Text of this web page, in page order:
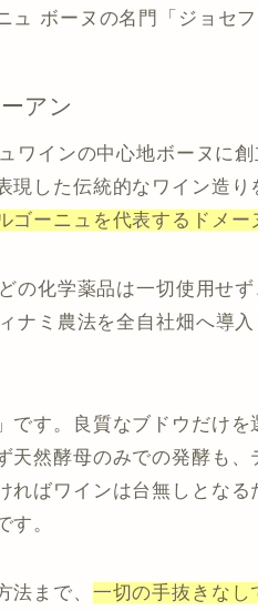
ュ ボーヌの名門「ジョセフ
アン
ワインの中心地ボーヌに
現した伝統的なワイン造り
ゴーニュを代表するドメー
の化学薬品は一切使用せ
ナミ農法を全自社畑へ導
です。良質なブドウだけ
天然酵母のみでの発酵 も、
ればワインは台無しとな
す。
法まで、 一切の手抜きなし